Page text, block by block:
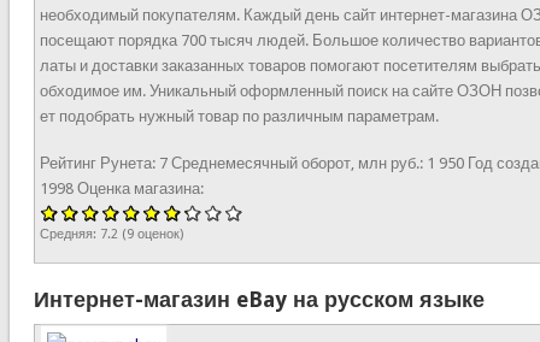
необходимый покупателям. Каждый день сайт интернет-магазина
посещают порядка 700 тысяч людей. Большое количество
латы и доставки заказанных товаров помогают посетителям
обходимое им. Уникальный оформленный поиск на сайте ОЗОН
ет подобрать нужный товар по различным параметрам.
Рейтинг Рунета: 7 Среднемесячный оборот, млн руб.: 1 950 Год
1998 Оценка магазина:
Средняя: 7.2 (9оценок)
Интернет-магазин eBay на русском языке